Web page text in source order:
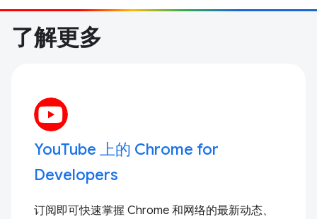
了解更多
YouTube 上的 Chrome for
Developers
订阅即可快速掌握 Chrome 和网络的最新动态、